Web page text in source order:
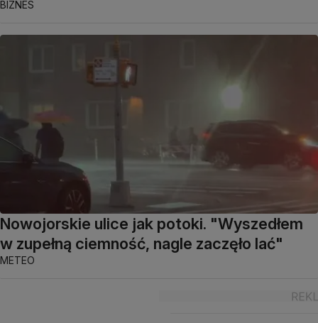
BIZNES
Nowojorskie ulice jak potoki. "Wyszedłem
w zupełną ciemność, nagle zaczęło lać"
METEO